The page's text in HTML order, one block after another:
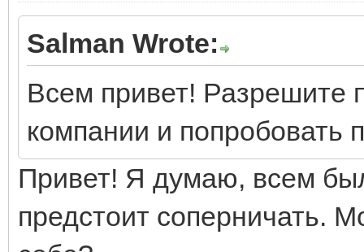
Salman Wrote:
Всем привет! Разрешите
компании и попробовать
Привет! Я думаю, всем
предстоит соперничать.